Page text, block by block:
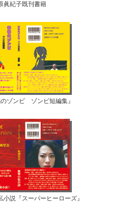
眞紀子既刊書籍
ゾンビ ゾンビ短編集』
説『スーパーヒーローズ』